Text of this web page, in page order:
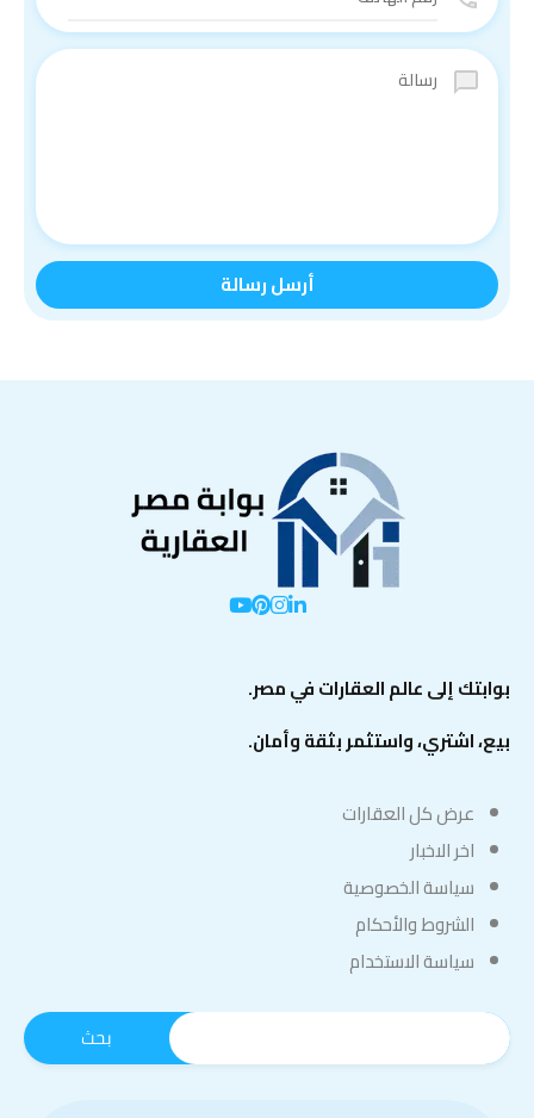
بوابتك إلى عالم العقارات في مصر.
بيع، اشتري، واستثمر بثقة وأمان.
عرض كل العقارات
اخر الاخبار
سياسة الخصوصية
الشروط والأحكام
سياسة الاستخدام